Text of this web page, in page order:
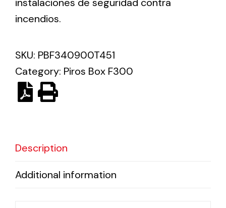
Variedad de soluciones solares para todo tipo
de necesidades.
Solar lighting
Variety of solar solutions for all kinds of needs.
instalaciones de seguridad contra
incendios.
SKU: PBF340900T451
Category: Piros Box F300
Description
Additional information